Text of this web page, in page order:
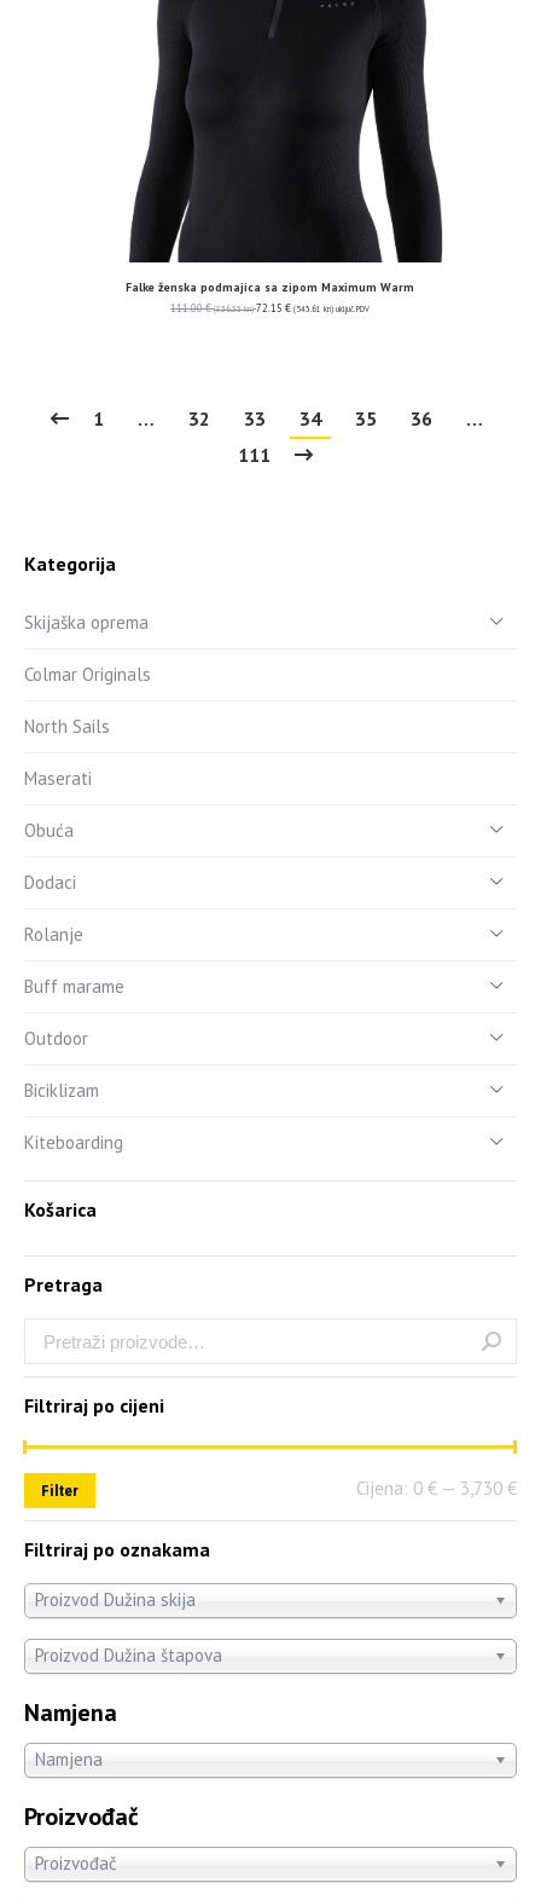
Falke ženska podmajica sa zipom Maximum Warm
111.00€ (836.33 kn) 72.15 € (543.61 kn) uključ. PDV
1 … 32 33 34 35 36
…
111
Kategorija
Skijaška oprema
Colmar Originals
North Sails
Maserati
Obuća
Dodaci
Rolanje
Buff marame
Outdoor
Biciklizam
Kiteboarding
Košarica
Pretraga
Filtriraj po cijeni
Filter Cijena: 0 € — 3,730 €
Filtriraj po oznakama
Proizvod Dužina skija
Proizvod Dužina štapova
Namjena
Namjena
Proizvođač
Proizvođač